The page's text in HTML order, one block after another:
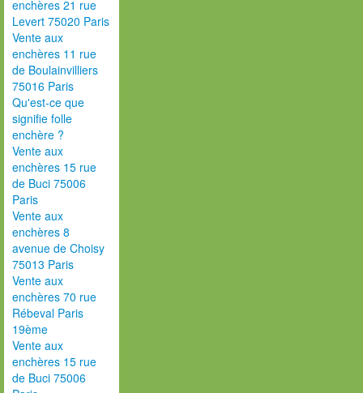
enchères 21 rue
Levert 75020 Paris
Vente aux
enchères 11 rue
de Boulainvilliers
75016 Paris
Qu'est-ce que
signifie folle
enchère ?
Vente aux
enchères 15 rue
de Buci 75006
Paris
Vente aux
enchères 8
avenue de Choisy
75013 Paris
Vente aux
enchères 70 rue
Rébeval Paris
19ème
Vente aux
enchères 15 rue
de Buci 75006